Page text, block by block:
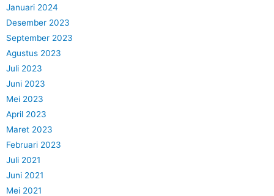
Januari 2024
Desember 2023
September 2023
Agustus 2023
Juli 2023
Juni 2023
Mei 2023
April 2023
Maret 2023
Februari 2023
Juli 2021
Juni 2021
Mei 2021